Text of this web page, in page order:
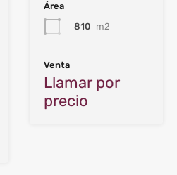
Área
810 m2
Venta
Llamar por
precio